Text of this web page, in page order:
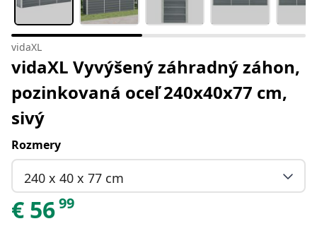
vidaXL
vidaXL Vyvýšený záhradný záhon,
pozinkovaná oceľ 240x40x77 cm,
sivý
Rozmery
240 x 40 x 77 cm
€ 5699